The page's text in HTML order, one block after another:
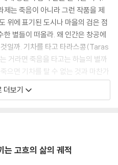
는 죽음이 아니라 그런 작품을 제
위에 표기된 도시나 마을의 검은 점
별들이 떠올라. 왜 인간은 창공에
일까. 기차를 타고 타라스콩(Taras
거라면 죽음을 타고는 하늘의 별까
으면 기차를 탈 수 없는 것과 마찬가
는 거야. 증기선이나 마차, 혹은 기차
결핵 혹은 암은 천상의 교통 기관이
막 결투 장면에서 예리한 검으로
더보기
는 고흐의 삶의 궤적